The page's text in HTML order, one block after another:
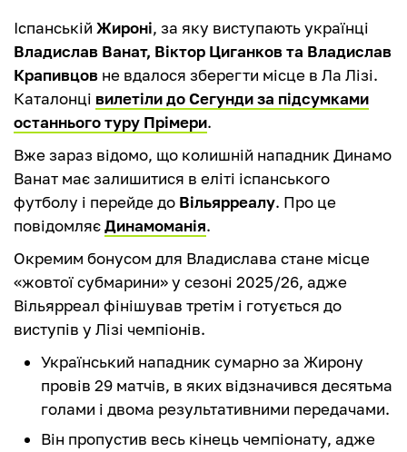
Іспанській Жироні, за яку виступають українці
Владислав Ванат, Віктор Циганков та Владислав
Крапивцов не вдалося зберегти місце в Ла Лізі.
Каталонці вилетіли до Сегунди за підсумками
останнього туру Прімери.
Вже зараз відомо, що колишній нападник Динамо
Ванат має залишитися в еліті іспанського
футболу і перейде до Вільярреалу. Про це
повідомляєДинамоманія.
Окремим бонусом для Владислава стане місце
«жовтої субмарини» у сезоні 2025/26, адже
Вільярреал фінішував третім і готується до
виступів у Лізі чемпіонів.
Український нападник сумарно за Жирону
провів 29 матчів, в яких відзначився десятьма
голами і двома результативними передачами.
Він пропустив весь кінець чемпіонату, адже